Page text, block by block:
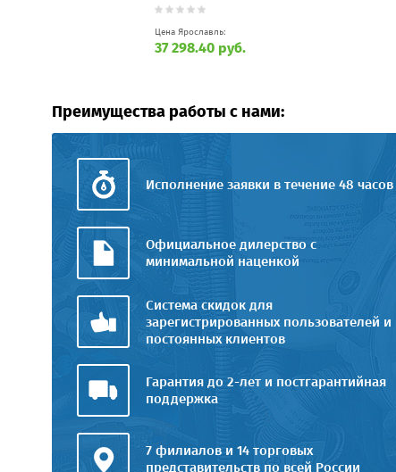
Цена Ярославль:
37 298.40 руб.
Преимущества работы с нами:
Исполнение заявки в течение 48 часов
Официальное дилерство с
минимальной наценкой
Система скидок для
зарегистрированных пользователей и
постоянных клиентов
Гарантия до 2-лет и постгарантийная
поддержка
7 филиалов и 14 торговых
представительств по всей России